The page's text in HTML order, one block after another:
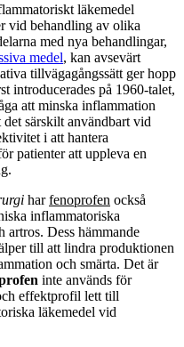
läkemedel
vid behandling av olika
med nya behandlingar,
medel, kan avsevärt
tillvägagångssätt ger hopp
introducerades på 1960-talet,
att minska inflammation
det särskilt användbart vid
i att hantera
patienter att uppleva en
harfenoprofen också
inflammatoriska
artros. Dess hämmande
till att lindra produktionen
och smärta. Det är
inte används för
effektprofil lett till
läkemedel vid